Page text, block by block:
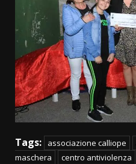
Tags: associazione calliope
maschera
centro antiviolenza